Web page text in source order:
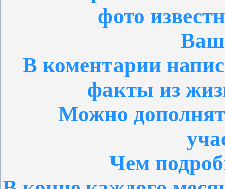
фото
В коментарии
факты из
Можно
Чем